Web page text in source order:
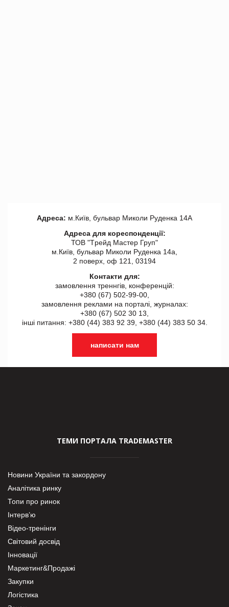
Адреса: м.Київ, бульвар Миколи Руденка 14А
Адреса для кореспонденції:
ТОВ "Tрейд Мастер Груп"
м.Київ, бульвар Миколи Руденка 14а,
2 поверх, оф 121, 03194
Контакти для:
замовлення треннгів, конференцій:
+380 (67) 502-99-00,
замовлення реклами на порталі, журналах:
+380 (67) 502 30 13,
інші питання: +380 (44) 383 92 39, +380 (44) 383 50 34.
написати нам
ТЕМИ ПОРТАЛА TRADEMASTER
Новини України та закордону
Аналітика ринку
Топи про ринок
Інтерв’ю
Відео-тренінги
Світовий досвід
Інновації
Маркетинг&Продажі
Закупки
Логістика